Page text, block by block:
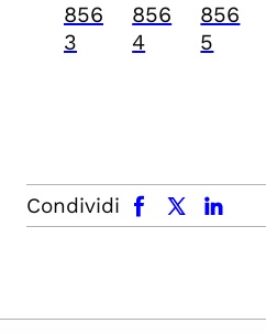
856
3
856
4
856
5
Condividi
facebook x.com linkedin